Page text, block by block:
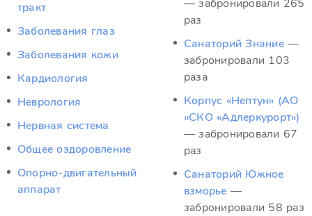
тракт
Заболевания глаз
Заболевания кожи
Кардиология
Неврология
Нервная система
Общее оздоровление
Опорно-двигательный
аппарат
— забронировали 265
раз
Санаторий Знание —
забронировали 103
раза
Корпус «Нептун» (АО
«СКО «Адлеркурорт»)
— забронировали 67
раз
Санаторий Южное
взморье —
забронировали 58 раз